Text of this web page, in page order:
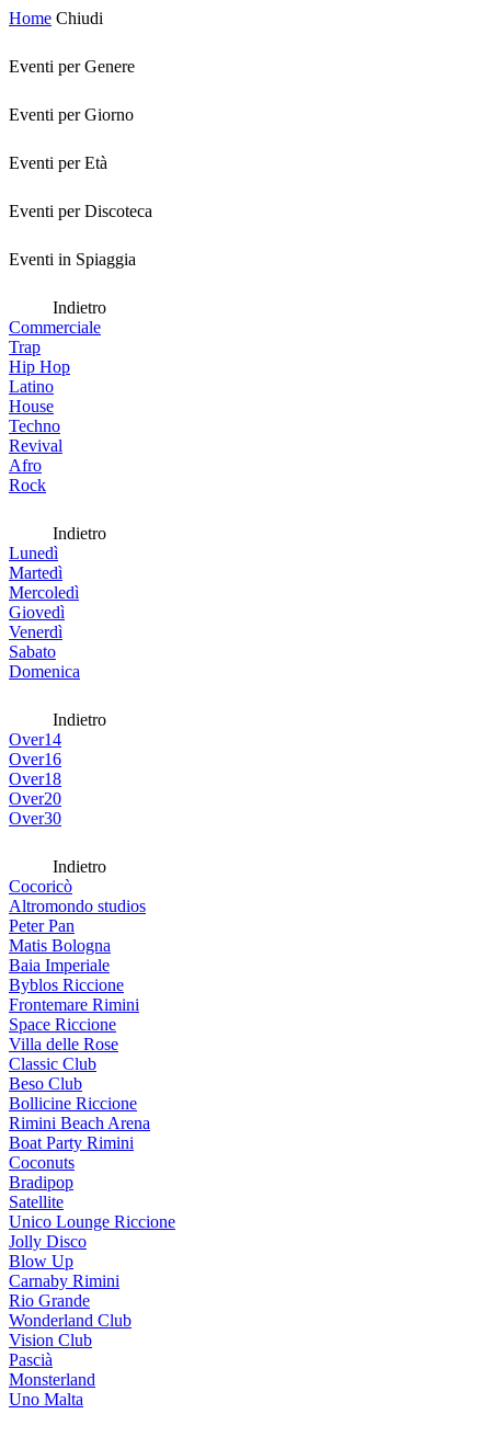
Home Chiudi
Eventi per Genere
Eventi per Giorno
Eventi per Età
Eventi per Discoteca
Eventi in Spiaggia
Indietro
Commerciale
Trap
Hip Hop
Latino
House
Techno
Revival
Afro
Rock
Indietro
Lunedì
Martedì
Mercoledì
Giovedì
Venerdì
Sabato
Domenica
Indietro
Over14
Over16
Over18
Over20
Over30
Indietro
Cocoricò
Altromondo studios
Peter Pan
Matis Bologna
Baia Imperiale
Byblos Riccione
Frontemare Rimini
Space Riccione
Villa delle Rose
Classic Club
Beso Club
Bollicine Riccione
Rimini Beach Arena
Boat Party Rimini
Coconuts
Bradipop
Satellite
Unico Lounge Riccione
Jolly Disco
Blow Up
Carnaby Rimini
Rio Grande
Wonderland Club
Vision Club
Pascià
Monsterland
Uno Malta